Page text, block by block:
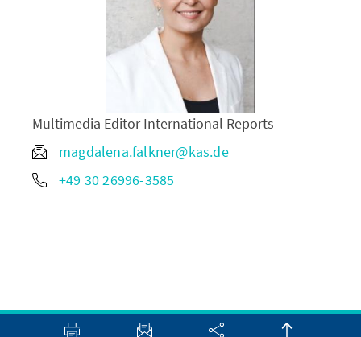
Multimedia Editor International Reports
magdalena.falkner@kas.de
+49 30 26996-3585